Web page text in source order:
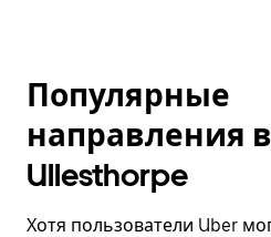
Популярные
направления в
Ullesthorpe
Хотя пользователи Uber